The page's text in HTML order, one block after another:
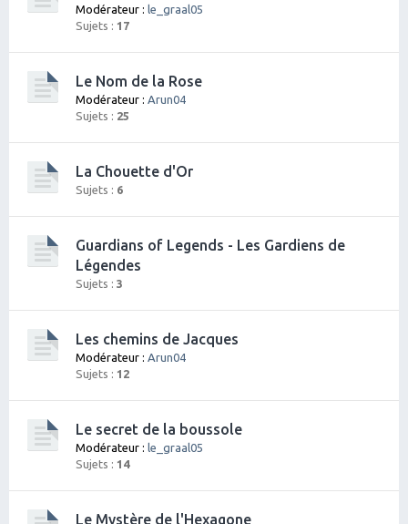
Modérateur : le_graal05
Sujets : 17
Le Nom de la Rose
Modérateur : Arun04
Sujets : 25
La Chouette d'Or
Sujets : 6
Guardians of Legends - Les Gardiens de
Légendes
Sujets : 3
Les chemins de Jacques
Modérateur : Arun04
Sujets : 12
Le secret de la boussole
Modérateur : le_graal05
Sujets : 14
Le Mystère de l'Hexagone